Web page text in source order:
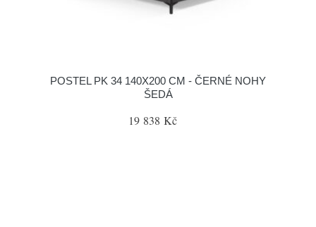
POSTEL PK 34 140X200 CM - ČERNÉ NOHY
ŠEDÁ
19 838 Kč